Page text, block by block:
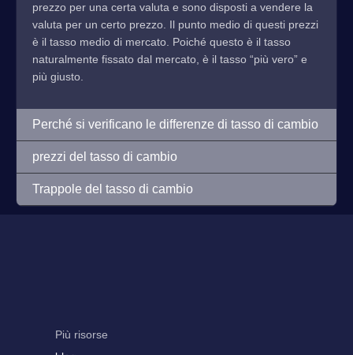
prezzo per una certa valuta e sono disposti a vendere la
valuta per un certo prezzo. Il punto medio di questi prezzi
è il tasso medio di mercato. Poiché questo è il tasso
naturalmente fissato dal mercato, è il tasso “più vero” e
più giusto.
Perché si verificano le differenze di tasso di cambio
prezzi del tasso di cambio
Trappole del tasso di cambio
Più risorse